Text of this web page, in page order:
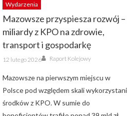
Wydarzenia
Mazowsze przyspiesza rozwój –
miliardy z KPO na zdrowie,
transport i gospodarkę
Posted
on
12 lutego 2026 Author
Raport Kolejowy
Mazowsze na pierwszym miejscu w
Polsce pod względem skali
środków z KPO. W sumie do